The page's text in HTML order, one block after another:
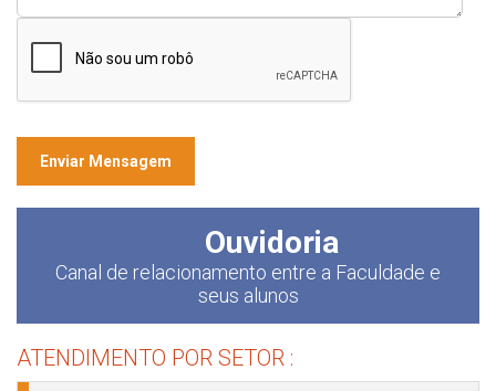
Ouvidoria
Canal de relacionamento entre a Faculdade e
seus alunos
ATENDIMENTO POR SETOR :